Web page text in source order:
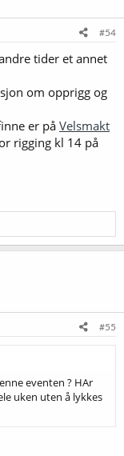
#54
tider et annet
om opprigg og
er på Velsmakt
rigging kl 14 på
#55
eventen ? HAr
uken uten å lykkes